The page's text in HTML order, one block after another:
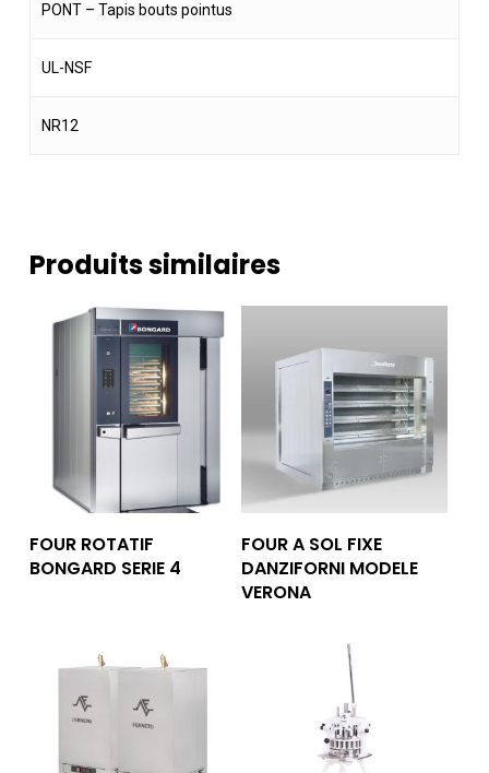
PONT – Tapis bouts pointus
UL-NSF
NR12
Produits similaires
Lire La Suite
FOUR ROTATIF
BONGARD SERIE 4
Lire La Suite
FOUR A SOL FIXE
DANZIFORNI MODELE
VERONA